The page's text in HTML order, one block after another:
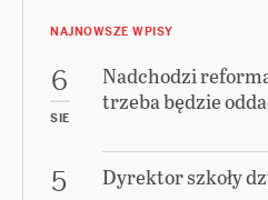
NAJNOWSZE WPISY
6
SIE
Nadchodzi
trzeba będzie
5 Dyrektor szkoły